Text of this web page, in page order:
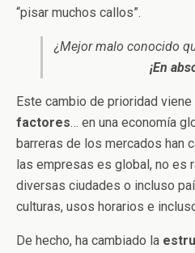
“pisar muchos callos”.
¿Mejor malo conocido
¡En
Este cambio de prioridad
factores… en una economía
barreras de los mercados han
las empresas es global, no es
diversas ciudades o incluso
culturas, usos horarios e
De hecho, ha cambiado la